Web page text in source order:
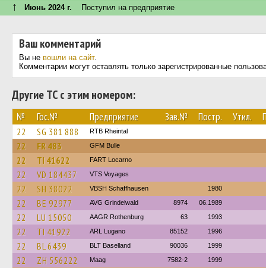
↑ Июнь 2024 г. Поступил на предприятие
Ваш комментарий
Вы не вошли на сайт.
Комментарии могут оставлять только зарегистрированные
Другие ТС с этим номером:
№ Гос.№ Предприятие Зав.№ Постр. Утил.
22 SG 381 888 RTB Rheintal
22 FR 483 GFM Bulle
22 TI 41622 FART Locarno
22 VD 184437 VTS Voyages
22 SH 38022 VBSH Schaffhausen 1980
22 BE 92977 AVG Grindelwald 8974 06.1989
22 LU 15050 AAGR Rothenburg 63 1993
22 TI 41922 ARL Lugano 85152 1996
22 BL 6439 BLT Baselland 90036 1999
22 ZH 556222 Maag 7582-2 1999